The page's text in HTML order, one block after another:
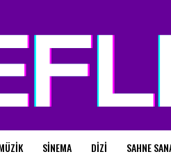
SINEMA DIZI SAHNE